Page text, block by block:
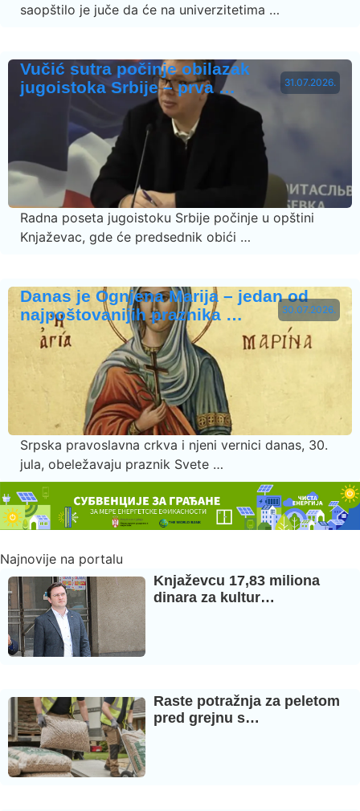
saopštilo je juče da će na univerzitetima …
31.07.2026.
Vučić sutra počinje obilazak
jugoistoka Srbije – prva …
Radna poseta jugoistoku Srbije počinje u opštini
Knjaževac, gde će predsednik obići …
30.07.2026.
Danas je Ognjena Marija – jedan od
najpoštovanijih praznika …
Srpska pravoslavna crkva i njeni vernici danas, 30.
jula, obeležavaju praznik Svete …
Najnovije na portalu
Knjaževcu 17,83 miliona
dinara za kultur…
Raste potražnja za peletom
pred grejnu s…